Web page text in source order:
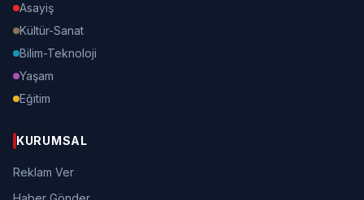
Asayiş
Kültür-Sanat
Bilim-Teknoloji
Yaşam
Eğitim
KURUMSAL
Reklam Ver